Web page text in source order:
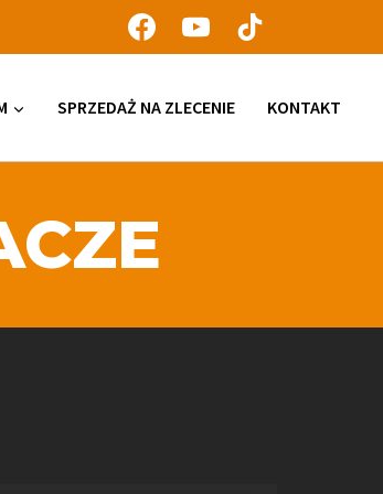
SPRZEDAŻ NA ZLECENIE KONTAKT